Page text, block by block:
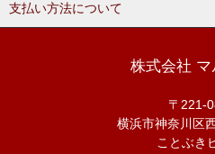
支払い方法について
株式会社 マ
〒221-
横浜市神奈川区
ことぶき